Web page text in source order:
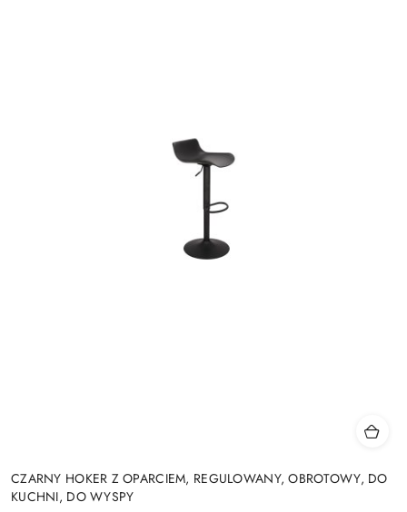
CZARNY HOKER Z OPARCIEM, REGULOWANY, OBROTOWY, DO
KUCHNI, DO WYSPY